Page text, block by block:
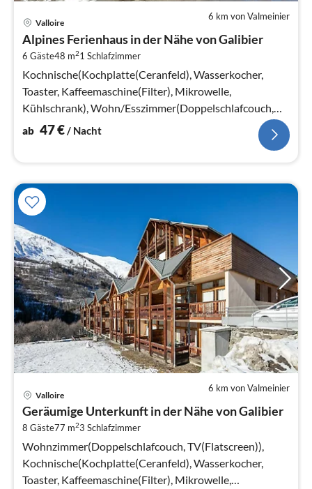
6 km von Valmeinier
Valloire
Alpines Ferienhaus in der Nähe von Galibier
6 Gäste48 m21 Schlafzimmer
Kochnische(Kochplatte(Ceranfeld), Wasserkocher,
Toaster, Kaffeemaschine(Filter), Mikrowelle,
Kühlschrank), Wohn/Esszimmer(Doppelschlafcouch,
TV(Flatscreen))
ab 47€/ Nacht
6 km von Valmeinier
Valloire
Geräumige Unterkunft in der Nähe von Galibier
8 Gäste77 m23 Schlafzimmer
Wohnzimmer(Doppelschlafcouch, TV(Flatscreen)),
Kochnische(Kochplatte(Ceranfeld), Wasserkocher,
Toaster, Kaffeemaschine(Filter), Mikrowelle,